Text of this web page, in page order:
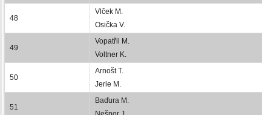
48
Vlček M.
Osička V.
49
Vopatřil M.
Voltner K.
50
Arnošt T.
Jerie M.
51
Baďura M.